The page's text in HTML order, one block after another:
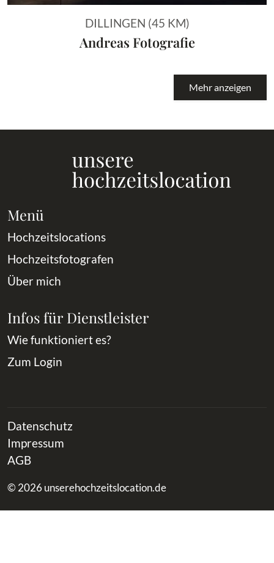
DILLINGEN (45 KM)
Andreas Fotografie
Mehr anzeigen
Menü
Hochzeitslocations
Hochzeitsfotografen
Über mich
Infos für Dienstleister
Wie funktioniert es?
Zum Login
Datenschutz
Impressum
AGB
© 2026 unserehochzeitslocation.de